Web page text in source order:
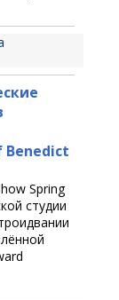
Benedict
Spring
студии